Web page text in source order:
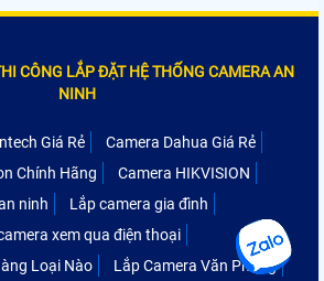
CÔNG LẮP ĐẶT HỆ THỐNG CAMERA AN
NINH
Giá Rẻ
Camera Dahua Giá Rẻ
Chính Hãng
Camera HIKVISION
ninh
Lắp camera gia đình
xem qua điện thoại
Loại Nào
Lắp Camera Văn Phòng